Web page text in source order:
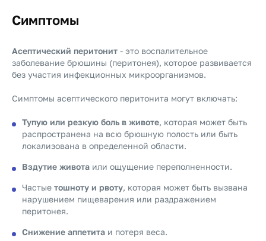
Симптомы
Асептический перитонит - это воспалительное
заболевание брюшины (перитонея), которое развивается
без участия инфекционных микроорганизмов.
Симптомы асептического перитонита могут включать:
Тупую или резкую боль в животе, которая может быть
распространена на всю брюшную полость или быть
локализована в определенной области.
Вздутие живота или ощущение переполненности.
Частые тошноту и рвоту, которая может быть вызвана
нарушением пищеварения или раздражением
перитонея.
Снижение аппетита и потеря веса.